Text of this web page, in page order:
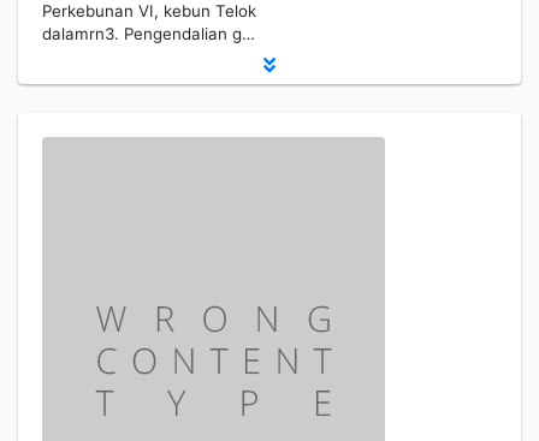
Perkebunan VI, kebun Telok
dalamrn3. Pengendalian g…